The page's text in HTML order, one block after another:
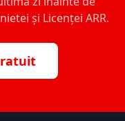
și Licenței ARR.